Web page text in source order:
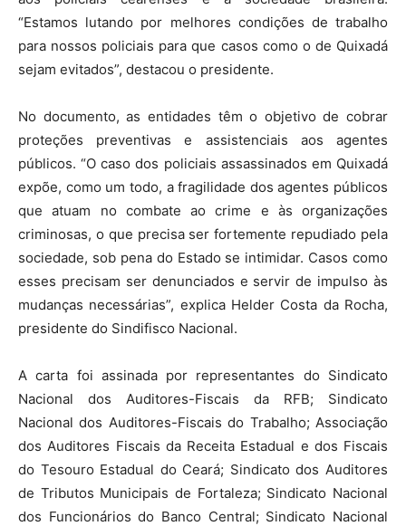
“Estamos lutando por melhores condições de trabalho
para nossos policiais para que casos como o de Quixadá
sejam evitados”, destacou o presidente.
No documento, as entidades têm o objetivo de cobrar
proteções preventivas e assistenciais aos agentes
públicos. “O caso dos policiais assassinados em Quixadá
expõe, como um todo, a fragilidade dos agentes públicos
que atuam no combate ao crime e às organizações
criminosas, o que precisa ser fortemente repudiado pela
sociedade, sob pena do Estado se intimidar. Casos como
esses precisam ser denunciados e servir de impulso às
mudanças necessárias”, explica Helder Costa da Rocha,
presidente do Sindifisco Nacional.
A carta foi assinada por representantes do Sindicato
Nacional dos Auditores-Fiscais da RFB; Sindicato
Nacional dos Auditores-Fiscais do Trabalho; Associação
dos Auditores Fiscais da Receita Estadual e dos Fiscais
do Tesouro Estadual do Ceará; Sindicato dos Auditores
de Tributos Municipais de Fortaleza; Sindicato Nacional
dos Funcionários do Banco Central; Sindicato Nacional